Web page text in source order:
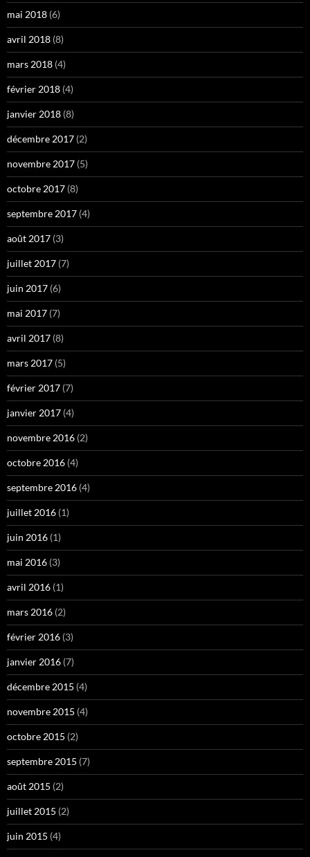
mai 2018 (6)
avril 2018 (8)
mars 2018 (4)
février 2018 (4)
janvier 2018 (8)
décembre 2017 (2)
novembre 2017 (5)
octobre 2017 (8)
septembre 2017 (4)
août 2017 (3)
juillet 2017 (7)
juin 2017 (6)
mai 2017 (7)
avril 2017 (8)
mars 2017 (5)
février 2017 (7)
janvier 2017 (4)
novembre 2016 (2)
octobre 2016 (4)
septembre 2016 (4)
juillet 2016 (1)
juin 2016 (1)
mai 2016 (3)
avril 2016 (1)
mars 2016 (2)
février 2016 (3)
janvier 2016 (7)
décembre 2015 (4)
novembre 2015 (4)
octobre 2015 (2)
septembre 2015 (7)
août 2015 (2)
juillet 2015 (2)
juin 2015 (4)